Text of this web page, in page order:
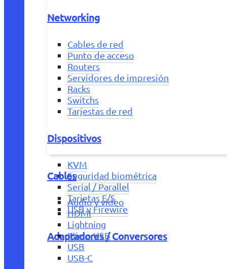
Networking
Cables de red
Punto de acceso
Routers
Servidores de impresión
Racks
Switchs
Tarjestas de red
Dispositivos
KVM
Seguridad biométrica
Serial / Parallel
Tarjetas E/S
USB y Firewire
Adaptadores / Conversores
Cables
Audio y vídeo
HDMI
Lightning
Micro USB
USB
USB-C